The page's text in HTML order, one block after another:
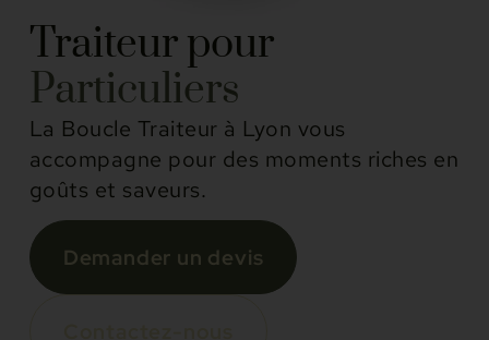
Traiteur pour
Particuliers
La Boucle Traiteur à Lyon vous
accompagne pour des moments riches en
goûts et saveurs.
Demander un devis